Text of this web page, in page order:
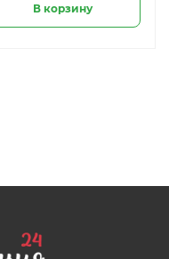
В корзину